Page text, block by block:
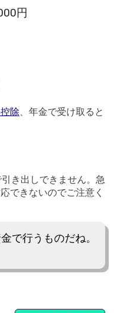
円
除、年金で受け取ると
き出しできません。急
できないのでご注意く
で行うものだね。